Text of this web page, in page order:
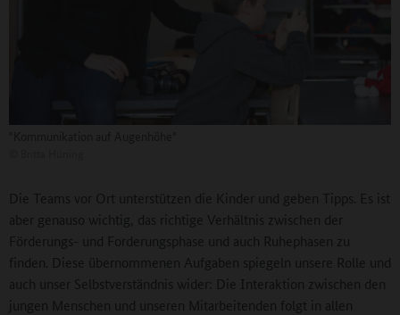
Die Teams vor Ort unterstützen die Kinder und geben Tipps. Es ist
aber genauso wichtig, das richtige Verhältnis zwischen der
Förderungs- und Forderungsphase und auch Ruhephasen zu
finden. Diese übernommenen Aufgaben spiegeln unsere Rolle und
auch unser Selbstverständnis wider: Die Interaktion zwischen den
jungen Menschen und unseren Mitarbeitenden folgt in allen